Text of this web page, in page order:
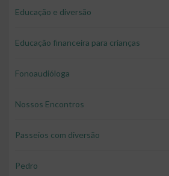
Educação e diversão
Educação financeira para crianças
Fonoaudióloga
Nossos Encontros
Passeios com diversão
Pedro